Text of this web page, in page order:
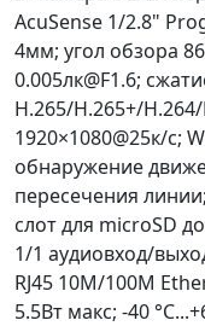
AcuSense 1/2.8"
4мм; угол обзора
0.005лк@F1.6;
H.265/H.265+/
1920×1080@25к/с;
обнаружение
пересечения
слот для microSD
1/1 аудиовход/
RJ45 10M/100M
5.5Вт макс; -40